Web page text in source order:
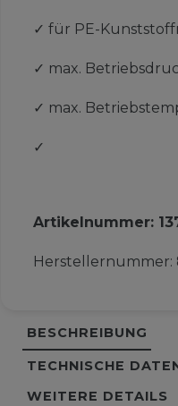
✓ für PE-
✓ max.
✓ max.
✓
Artikelnummer:
Herstellernummer:
BESCHREIBUNG
TECHNISCHE
WEITERE DETAILS